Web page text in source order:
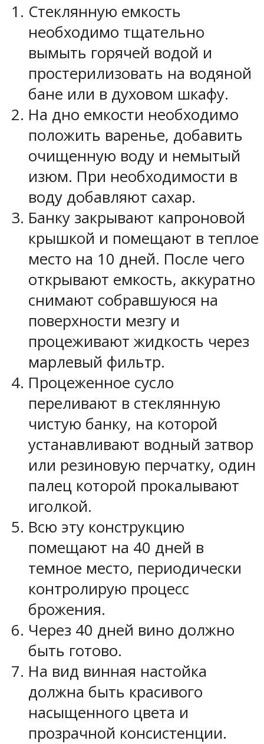
Стеклянную емкость
необходимо тщательно
вымыть горячей водой и
простерилизовать на водяной
бане или в духовом шкафу.
На дно емкости необходимо
положить варенье, добавить
очищенную воду и немытый
изюм. При необходимости в
воду добавляют сахар.
Банку закрывают капроновой
крышкой и помещают в теплое
место на 10 дней. После чего
открывают емкость, аккуратно
снимают собравшуюся на
поверхности мезгу и
процеживают жидкость через
марлевый фильтр.
Процеженное сусло
переливают в стеклянную
чистую банку, на которой
устанавливают водный затвор
или резиновую перчатку, один
палец которой прокалывают
иголкой.
Всю эту конструкцию
помещают на 40 дней в
темное место, периодически
контролирую процесс
брожения.
Через 40 дней вино должно
быть готово.
На вид винная настойка
должна быть красивого
насыщенного цвета и
прозрачной консистенции.